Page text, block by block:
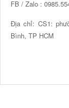
FB / Zalo :
Địa chỉ: CS1:
Bình, TP HCM